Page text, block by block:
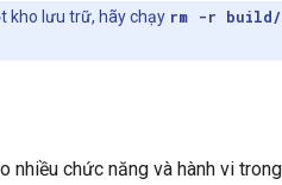
kho lưu trữ, hãy chạy rm -r build/
nhiều chức năng và hành vi